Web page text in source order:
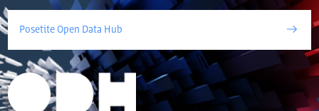
Posetite Open Data Hub